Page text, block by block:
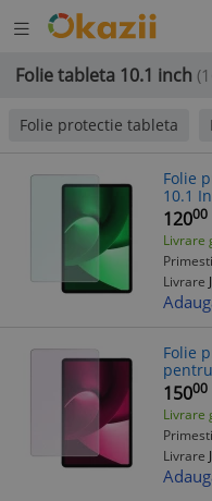
Deschide
meniul
Folie tableta 10.1 inch
Folie protectie tableta
Folie
10.1
12000
Livrare
Livrare
Folie
Anti-
15000
Livrare
Livrare